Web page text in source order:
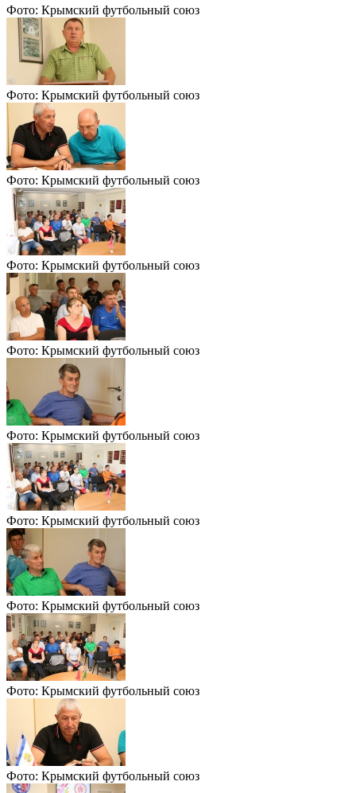
Фото: Крымский футбольный союз
Фото: Крымский футбольный союз
Фото: Крымский футбольный союз
Фото: Крымский футбольный союз
Фото: Крымский футбольный союз
Фото: Крымский футбольный союз
Фото: Крымский футбольный союз
Фото: Крымский футбольный союз
Фото: Крымский футбольный союз
Фото: Крымский футбольный союз